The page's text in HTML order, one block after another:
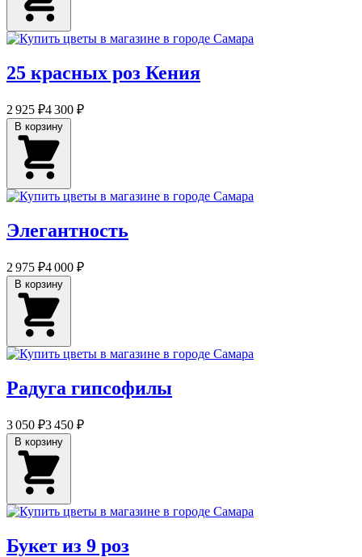
25 красных роз Кения
2 925 ₽4 300 ₽
Элегантность
2 975 ₽4 000 ₽
Радуга гипсофилы
3 050 ₽3 450 ₽
Букет из 9 роз